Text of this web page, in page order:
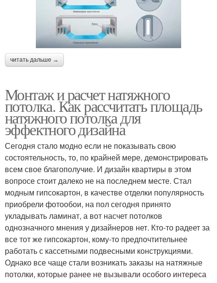
читать дальше →
Монтаж и расчет натяжного
потолка. Как рассчитать площадь
натяжного потолка для
эффектного дизайна
Сегодня стало модно если не показывать свою
состоятельность, то, по крайней мере, демонстрировать
всем свое благополучие. И дизайн квартиры в этом
вопросе стоит далеко не на последнем месте. Стал
модным гипсокартон, в качестве отделки популярность
приобрели фотообои, на пол сегодня принято
укладывать ламинат, а вот насчет потолков
однозначного мнения у дизайнеров нет. Кто-то радеет за
все тот же гипсокартон, кому-то предпочтительнее
работать с кассетными подвесными конструкциями.
Однако все чаще стали возникать заказы на натяжные
потолки, которые ранее не вызывали особого интереса